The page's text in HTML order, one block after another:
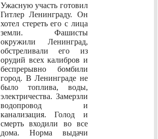
Ужасную участь готовил
Гитлер Ленинграду. Он
хотел стереть его с лица
земли. Фашисты
окружили Ленинград,
обстреливали его из
орудий всех калибров и
беспрерывно бомбили
город. В Ленинграде не
было топлива, воды,
электричества. Замерзли
водопровод и
канализация. Голод и
смерть входили во все
дома. Норма выдачи